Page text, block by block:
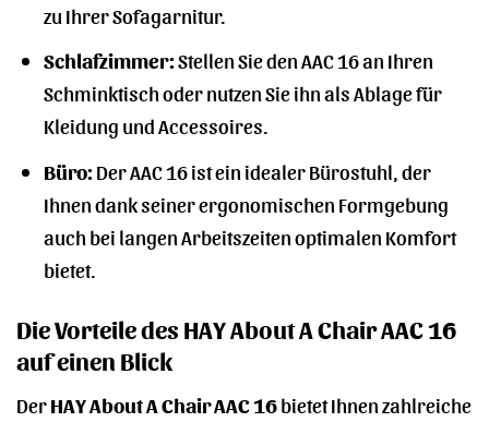
zu Ihrer Sofagarnitur.
Schlafzimmer:Stellen Sie den AAC 16 an Ihren
Schminktisch oder nutzen Sie ihn als Ablage für
Kleidung und Accessoires.
Büro:Der AAC 16 ist ein idealer Bürostuhl, der
Ihnen dank seiner ergonomischen Formgebung
auch bei langen Arbeitszeiten optimalen Komfort
bietet.
Die Vorteile des HAY About A Chair AAC 16
auf einen Blick
DerHAY About A Chair AAC 16bietet Ihnen zahlreiche